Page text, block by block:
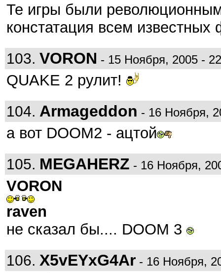
Те игры были
констатация всем известных
103. VORON - 15 Ноября, 2005 -
QUAKE 2 рулит!
104. Armageddon - 16 Ноября,
а вот DOOM2 - ацтой
105. MEGAHERZ - 16 Ноября,
VORON
raven
не сказал бы.... DOOM 3
106. X5vEYxG4Ar - 16 Ноября,